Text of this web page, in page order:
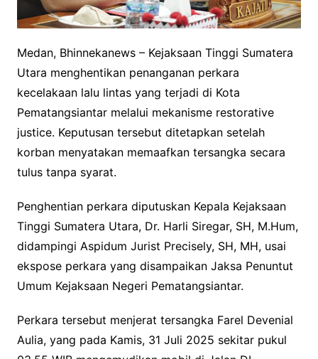
Medan, Bhinnekanews – Kejaksaan Tinggi Sumatera
Utara menghentikan penanganan perkara
kecelakaan lalu lintas yang terjadi di Kota
Pematangsiantar melalui mekanisme restorative
justice. Keputusan tersebut ditetapkan setelah
korban menyatakan memaafkan tersangka secara
tulus tanpa syarat.
Penghentian perkara diputuskan Kepala Kejaksaan
Tinggi Sumatera Utara, Dr. Harli Siregar, SH, M.Hum,
didampingi Aspidum Jurist Precisely, SH, MH, usai
ekspose perkara yang disampaikan Jaksa Penuntut
Umum Kejaksaan Negeri Pematangsiantar.
Perkara tersebut menjerat tersangka Farel Devenial
Aulia, yang pada Kamis, 31 Juli 2025 sekitar pukul